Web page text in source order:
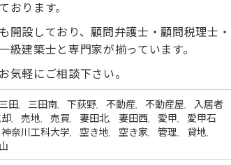
おります。
開設しており、顧問弁護士・顧問税理士・
建築士と専門家が揃っています。
気軽にご相談下さい。
三田 三田南 下荻野 不動産 不動産屋
入居者
売地 売買 妻田北 妻田西 愛甲
愛甲石
神奈川工科大学 空き地 空き家 管理 貸地